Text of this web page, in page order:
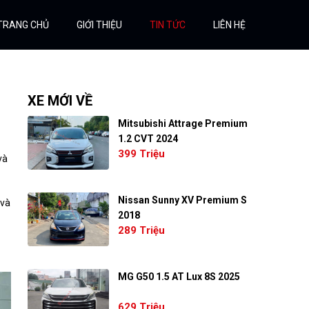
CHỦ GIỚI THIỆU TIN TỨC LIÊN HỆ
XE MỚI VỀ
Mitsubishi Attrage Premium
1.2 CVT 2024
399 Triệu
Nissan Sunny XV Premium S
2018
289 Triệu
MG G50 1.5 AT Lux 8S 2025